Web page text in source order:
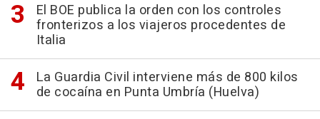
El BOE publica la orden con los controles
fronterizos a los viajeros procedentes de
Italia
La Guardia Civil interviene más de 800 kilos
de cocaína en Punta Umbría (Huelva)